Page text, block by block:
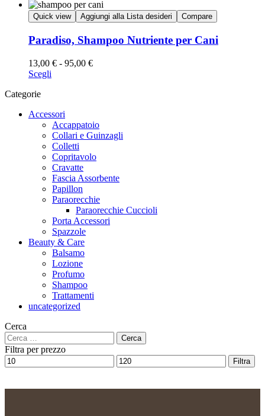
Quick view Aggiungi alla Lista desideri Compare
Paradiso, Shampoo Nutriente per Cani
13,00 € - 95,00 €
Scegli
Categorie
Accessori
Accappatoio
Collari e Guinzagli
Colletti
Copritavolo
Cravatte
Fascia Assorbente
Papillon
Paraorecchie
Paraorecchie Cuccioli
Porta Accessori
Spazzole
Beauty & Care
Balsamo
Lozione
Profumo
Shampoo
Trattamenti
uncategorized
Cerca
Filtra per prezzo
Filtra